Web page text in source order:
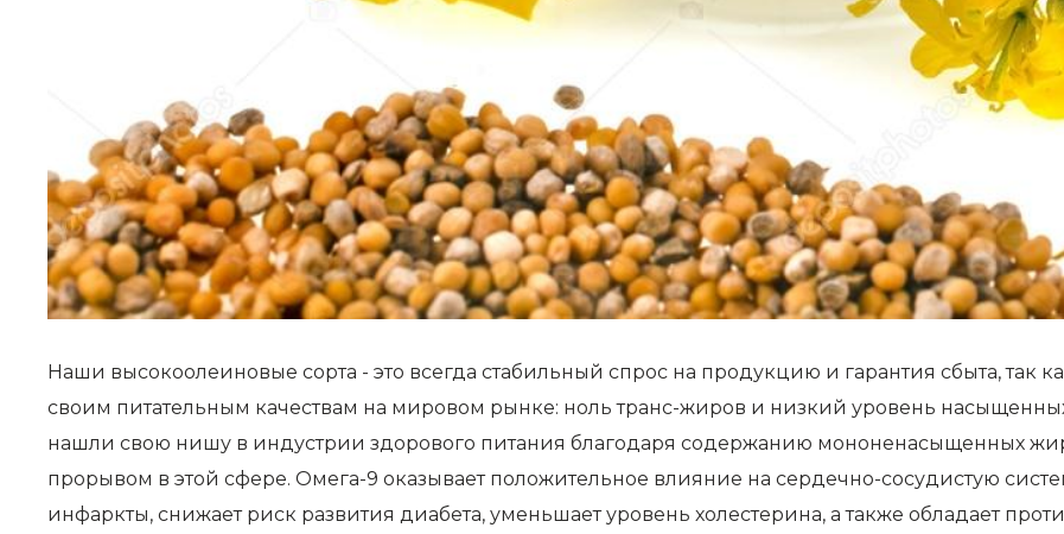
Наши высокоолеиновые сорта - это всегда стабильный спрос на продукцию и гарантия сбыта, так
своим питательным качествам на мировом рынке: ноль транс-жиров и низкий уровень
нашли свою нишу в индустрии здорового питания благодаря содержанию мононенасыщенных
прорывом в этой сфере. Омега-9 оказывает положительное влияние на сердечно-сосудистую
инфаркты, снижает риск развития диабета, уменьшает уровень холестерина, а также обладает